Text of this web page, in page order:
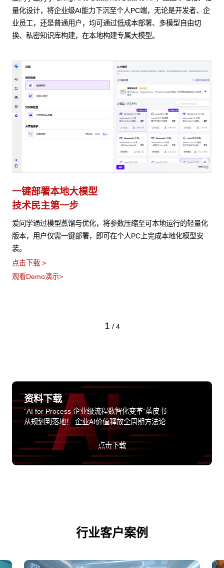
量化设计，将企业级AI能力下沉至个人PC端，无论是开发者、企
业员工，还是普通用户，均可通过低成本部署、多模型自由切
换、私密知识库构建，在本地构建专属大模型。
一键部署本地大模型
技术民主第一步
爱问学通过模型蒸馏与优化，将参数压缩至可本地运行的轻量化
版本，用户仅需一键部署，即可在个人PC上完成本地化模型安
装。
点击下载 >
观看Demo演示>
1 / 4
资料下载
“AI for Process 企业级流程数智化变革”蓝皮书
从规划到落地！ 企业AI价值释放全周期方法论
点击下载
行业客户案例